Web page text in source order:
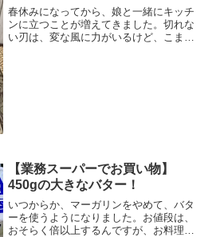
春休みになってから、娘と一緒にキッチ
ンに立つことが増えてきました。切れな
い刃は、変な風に力がいるけど、こまめ
【業務スーパーでお買い物】
450gの大きなバター！
いつからか、マーガリンをやめて、バタ
ーを使うようになりました。お値段は、
おそらく倍以上するんですが、お料理に